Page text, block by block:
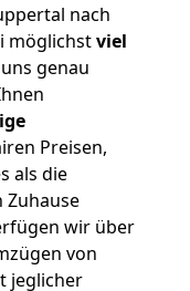
nach
möglichstviel
genau
Preisen,
als die
Zuhause
wir über
von
jeglicher